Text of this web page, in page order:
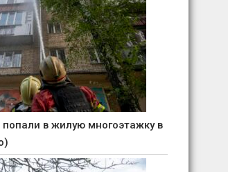
попали в жилую многоэтажку в